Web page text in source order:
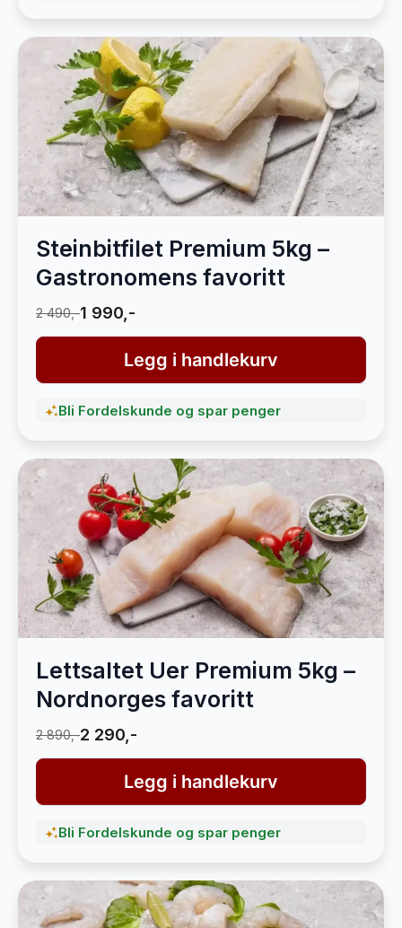
Steinbitfilet Premium 5kg –
Gastronomens favoritt
2 490,-1 990,-
Legg i handlekurv
Bli Fordelskunde og spar penger
Lettsaltet Uer Premium 5kg –
Nordnorges favoritt
2 890,-2 290,-
Legg i handlekurv
Bli Fordelskunde og spar penger